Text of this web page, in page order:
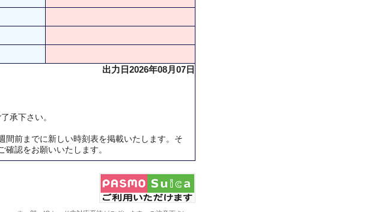
出力日2026年08月07日
承下さい。
間前までに新しい時刻表を掲載いたします。そ
認をお願いいたします。